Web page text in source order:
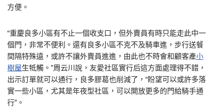
方便。
“重慶良多小區有不止一個收支口，但外賣員有時只能走此中一
個門，非常不便利。還有良多小區不克不及騎車進，步行送餐
間隔特殊遠，或許不讓外賣員進進，由此也不時會和顧客產小
樹屋生牴觸。”周云川說，友愛社區實行后這方面處理得不錯，
出示訂單就可以通行，良多膠葛也削減了，“盼望可以或許多落
實一些小區，尤其是年夜型社區，可以開放更多的門給騎手通
行”。